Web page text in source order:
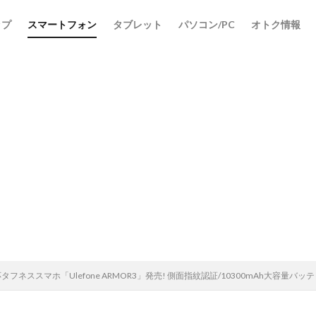
スマートフォン タブレット パソコン/PC オトク情報
フネススマホ「Ulefone ARMOR3」発売! 側面指紋認証/10300mAh大容量バッ